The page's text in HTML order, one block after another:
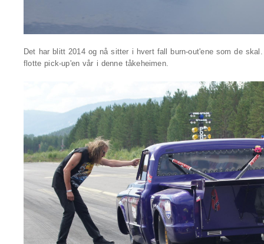
Det har blitt 2014 og nå sitter i hvert fall burn-out'ene som de
flotte pick-up'en vår i denne tåkeheimen.